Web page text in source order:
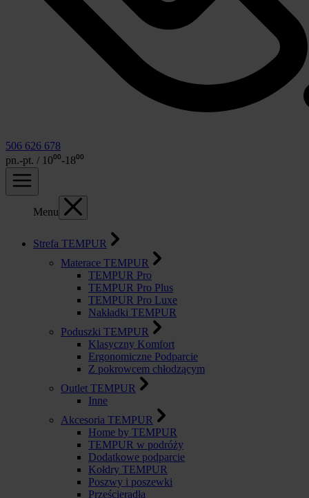
506 626 678
pn.-pt. / 10⁰⁰-18⁰⁰
Menu
Strefa TEMPUR
Materace TEMPUR
TEMPUR Pro
TEMPUR Pro Plus
TEMPUR Pro Luxe
Nakładki TEMPUR
Poduszki TEMPUR
Klasyczny Komfort
Ergonomiczne Podparcie
Z pokrowcem chłodzącym
Outlet TEMPUR
Inne
Akcesoria TEMPUR
Home by TEMPUR
TEMPUR w podróży
Dodatkowe podparcie
Kołdry TEMPUR
Poszwy i poszewki
Prześcieradła